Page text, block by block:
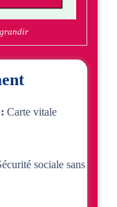
Carte vitale
sociale sans